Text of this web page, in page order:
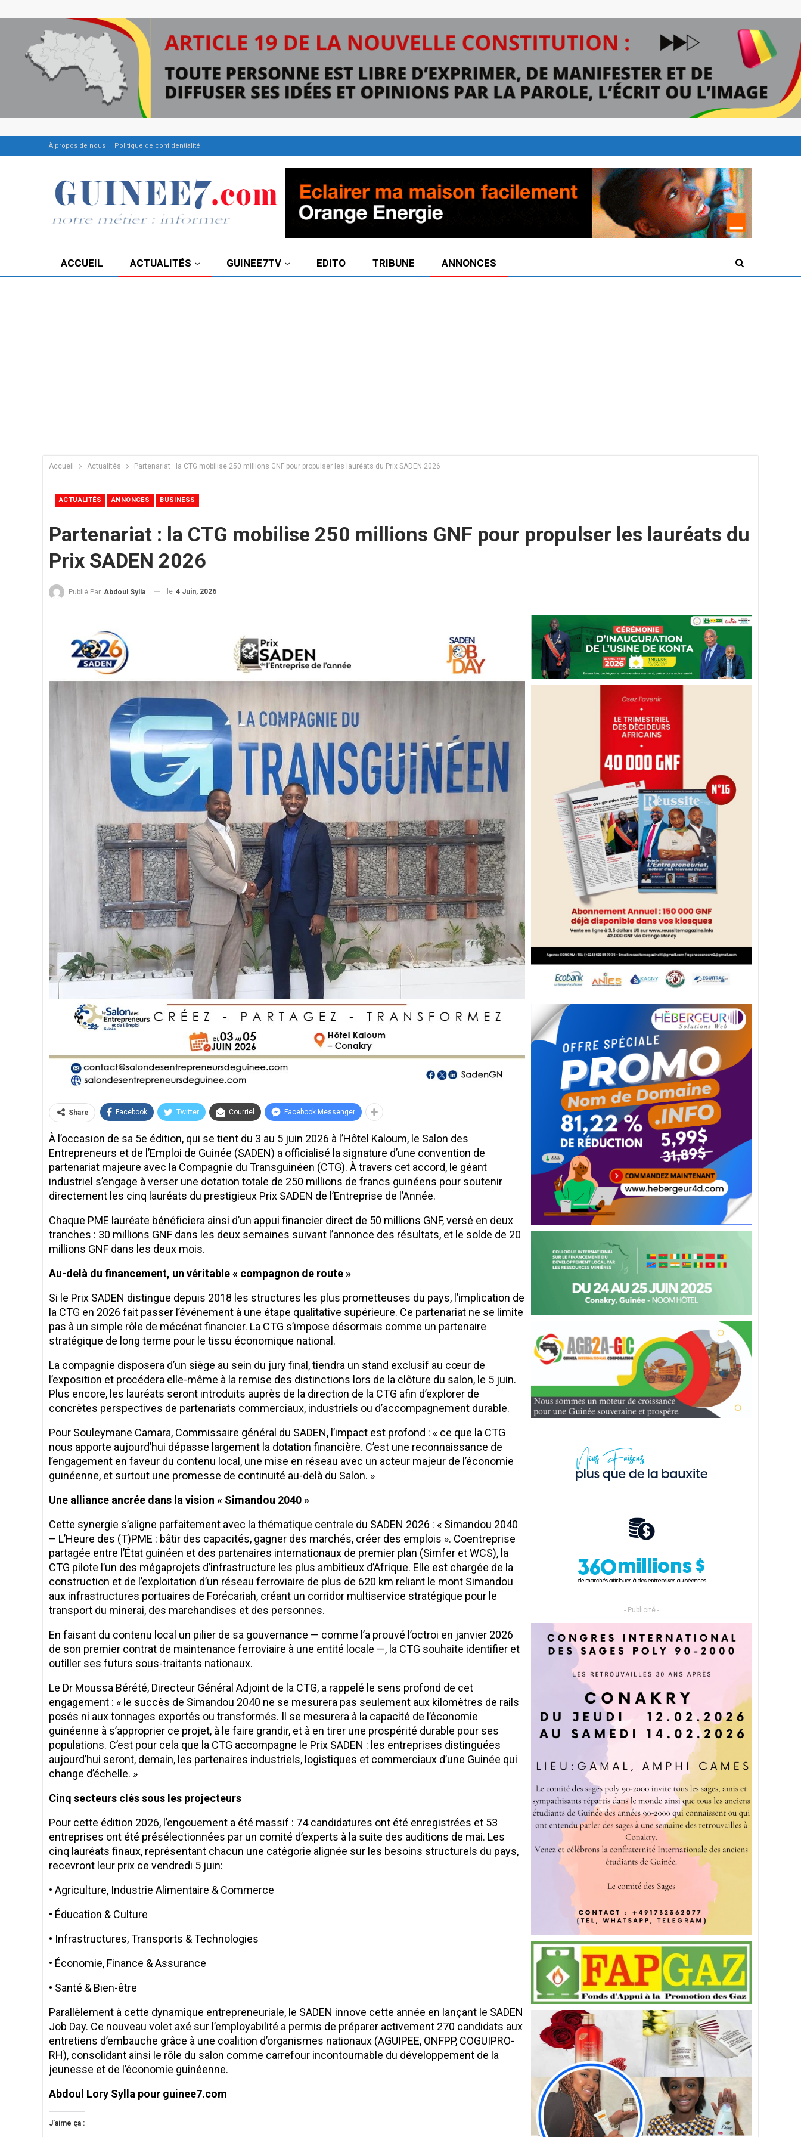
À propos de nous Politique de confidentialité
ACCUEIL ACTUALITÉS GUINEE7TV EDITO TRIBUNE ANNONCES
Accueil Actualités Partenariat : la CTG mobilise 250 millions GNF pour propulser les lauréats du Prix SADEN 2026
ACTUALITÉS ANNONCES BUSINESS
Partenariat : la CTG mobilise 250 millions GNF pour propulser les lauréats du
Prix SADEN 2026
Publié Par Abdoul Sylla le 4 Juin, 2026
Share Facebook Twitter Courriel Facebook Messenger
À l’occasion de sa 5e édition, qui se tient du 3 au 5 juin 2026 à l’Hôtel Kaloum, le Salon des
Entrepreneurs et de l’Emploi de Guinée (SADEN) a officialisé la signature d’une convention de
partenariat majeure avec la Compagnie du Transguinéen (CTG). À travers cet accord, le géant
industriel s’engage à verser une dotation totale de 250 millions de francs guinéens pour soutenir
directement les cinq lauréats du prestigieux Prix SADEN de l’Entreprise de l’Année.
​Chaque PME lauréate bénéficiera ainsi d’un appui financier direct de 50 millions GNF, versé en deux
tranches : 30 millions GNF dans les deux semaines suivant l’annonce des résultats, et le solde de 20
millions GNF dans les deux mois.
Au-delà du financement, un véritable « compagnon de route »
Si le Prix SADEN distingue depuis 2018 les structures les plus prometteuses du pays, l’implication de
la CTG en 2026 fait passer l’événement à une étape qualitative supérieure. Ce partenariat ne se limite
pas à un simple rôle de mécénat financier. La CTG s’impose désormais comme un partenaire
stratégique de long terme pour le tissu économique national.
​La compagnie disposera d’un siège au sein du jury final, tiendra un stand exclusif au cœur de
l’exposition et procédera elle-même à la remise des distinctions lors de la clôture du salon, le 5 juin.
Plus encore, les lauréats seront introduits auprès de la direction de la CTG afin d’explorer de
concrètes perspectives de partenariats commerciaux, industriels ou d’accompagnement durable.
​Pour Souleymane Camara, Commissaire général du SADEN, l’impact est profond : « ce que la CTG
nous apporte aujourd’hui dépasse largement la dotation financière. C’est une reconnaissance de
l’engagement en faveur du contenu local, une mise en réseau avec un acteur majeur de l’économie
guinéenne, et surtout une promesse de continuité au-delà du Salon. »
Une alliance ancrée dans la vision « Simandou 2040 »
​Cette synergie s’aligne parfaitement avec la thématique centrale du SADEN 2026 : « Simandou 2040
– L’Heure des (T)PME : bâtir des capacités, gagner des marchés, créer des emplois ». Coentreprise
partagée entre l’État guinéen et des partenaires internationaux de premier plan (Simfer et WCS), la
CTG pilote l’un des mégaprojets d’infrastructure les plus ambitieux d’Afrique. Elle est chargée de la
construction et de l’exploitation d’un réseau ferroviaire de plus de 620 km reliant le mont Simandou
aux infrastructures portuaires de Forécariah, créant un corridor multiservice stratégique pour le
transport du minerai, des marchandises et des personnes.
​En faisant du contenu local un pilier de sa gouvernance — comme l’a prouvé l’octroi en janvier 2026
de son premier contrat de maintenance ferroviaire à une entité locale —, la CTG souhaite identifier et
outiller ses futurs sous-traitants nationaux.
​Le Dr Moussa Bérété, Directeur Général Adjoint de la CTG, a rappelé le sens profond de cet
engagement : « le succès de Simandou 2040 ne se mesurera pas seulement aux kilomètres de rails
posés ni aux tonnages exportés ou transformés. Il se mesurera à la capacité de l’économie
guinéenne à s’approprier ce projet, à le faire grandir, et à en tirer une prospérité durable pour ses
populations. C’est pour cela que la CTG accompagne le Prix SADEN : les entreprises distinguées
aujourd’hui seront, demain, les partenaires industriels, logistiques et commerciaux d’une Guinée qui
change d’échelle. »
Cinq secteurs clés sous les projecteurs
​Pour cette édition 2026, l’engouement a été massif : 74 candidatures ont été enregistrées et 53
entreprises ont été présélectionnées par un comité d’experts à la suite des auditions de mai. Les
cinq lauréats finaux, représentant chacun une catégorie alignée sur les besoins structurels du pays,
recevront leur prix ce vendredi 5 juin:
• ​Agriculture, Industrie Alimentaire & Commerce
• ​Éducation & Culture
• ​Infrastructures, Transports & Technologies
• ​Économie, Finance & Assurance
• ​Santé & Bien-être
​Parallèlement à cette dynamique entrepreneuriale, le SADEN innove cette année en lançant le SADEN
Job Day. Ce nouveau volet axé sur l’employabilité a permis de préparer activement 270 candidats aux
entretiens d’embauche grâce à une coalition d’organismes nationaux (AGUIPEE, ONFPP, COGUIPRO-
RH), consolidant ainsi le rôle du salon comme carrefour incontournable du développement de la
jeunesse et de l’économie guinéenne.
Abdoul Lory Sylla pour guinee7.com
J’aime ça :
- Publicité -